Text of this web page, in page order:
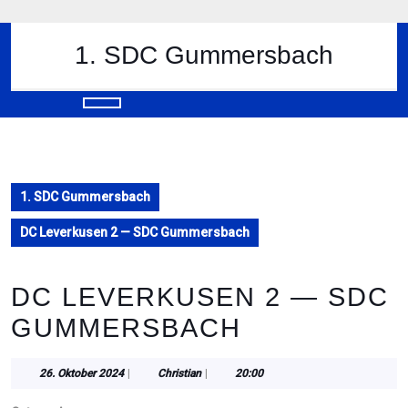
to
1. SDC Gummersbach
Button
1. SDC Gummersbach
DC Leverkusen 2 — SDC Gummersbach
DC LEVERKUSEN 2 — SDC
GUMMERSBACH
26. Oktober 202426.
ChristianChristian20:00